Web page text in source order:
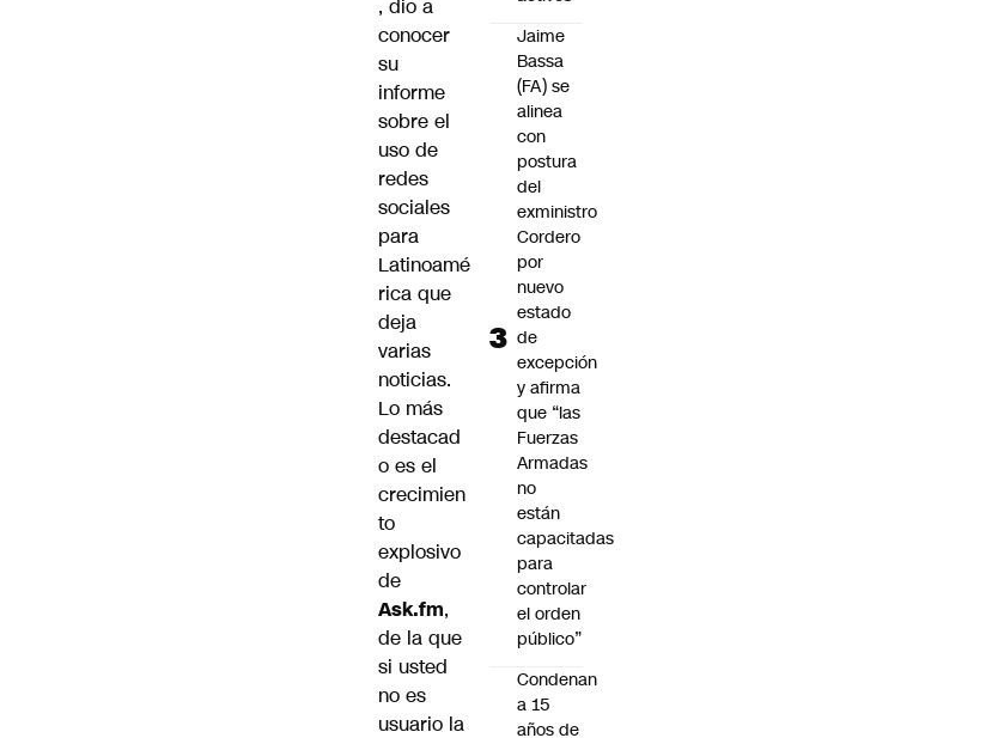
, dio a
conocer
su
informe
sobre el
uso de
redes
sociales
para
Latinoamé
rica que
deja
varias
noticias.
Lo más
destacad
o es el
crecimien
to
explosivo
de
Ask.fm,
de la que
si usted
no es
usuario la
Jaime
Bassa
(FA) se
alinea
con
postura
del
exministro
Cordero
por
nuevo
estado
de
excepción
y afirma
que “las
Fuerzas
Armadas
no
están
capacitadas
para
controlar
el orden
público”
Condenan
a 15
años de